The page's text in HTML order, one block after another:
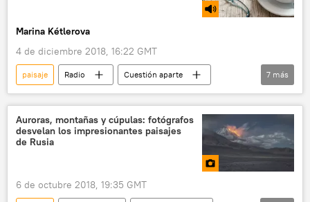
Marina Kétlerova
4 de diciembre 2018, 16:22 GMT
paisaje Radio
Cuestión aparte
Moscú
Alberto Sánchez
Instituto Cervantes de Moscú
exposición
fotografía
Rusia España
7 más
Auroras, montañas y cúpulas: fotógrafos
desvelan los impresionantes paisajes
de Rusia
6 de octubre 2018, 19:35 GMT